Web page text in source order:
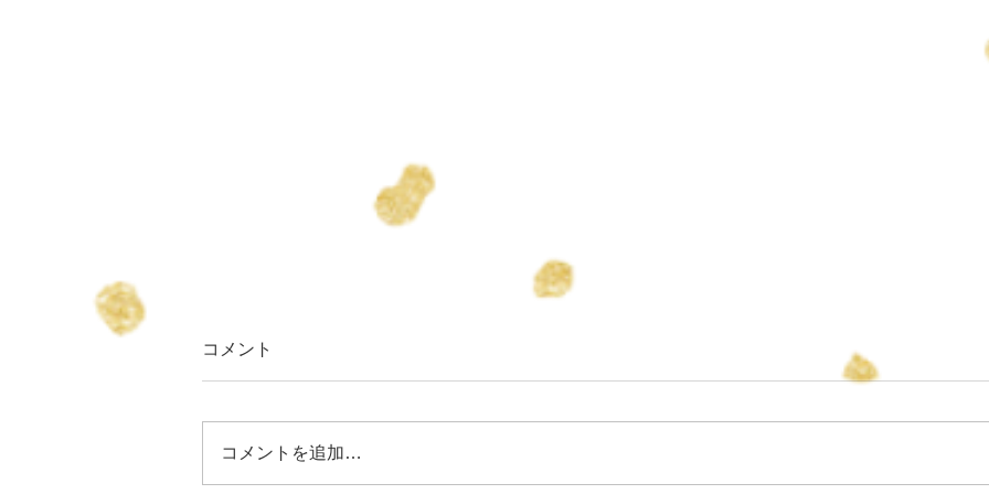
すず 誕生 長
コメント
コメントを追加…